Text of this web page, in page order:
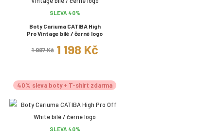
SLEVA 40%
Boty Cariuma CATIBA High
Pro Vintage bílé / černé logo
1 997 Kč 1 198 Kč
40% sleva boty + T-shirt zdarma
SLEVA 40%